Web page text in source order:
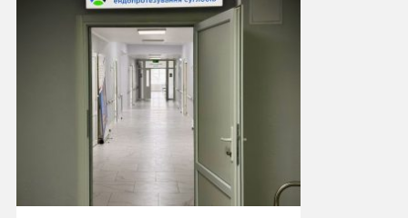
17:49, 29.07.2026